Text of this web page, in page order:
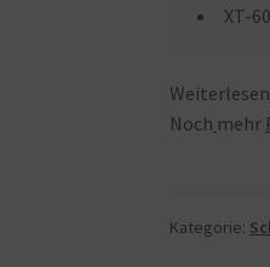
XT-
Weiterlesen
Noch mehr
Kategorie: